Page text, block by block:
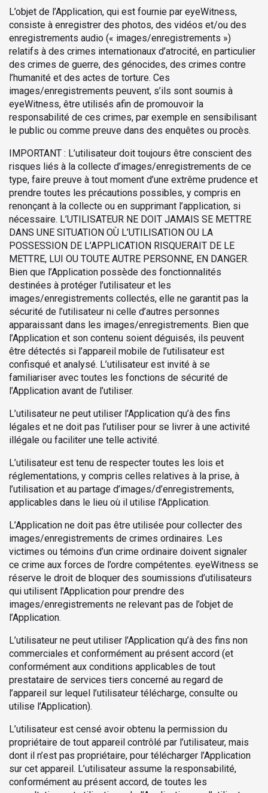
L’objet de l’Application, qui est fournie par eyeWitness,
consiste à enregistrer des photos, des vidéos et/ou des
enregistrements audio (« images/enregistrements »)
relatifs à des crimes internationaux d’atrocité, en particulier
des crimes de guerre, des génocides, des crimes contre
l’humanité et des actes de torture. Ces
images/enregistrements peuvent, s’ils sont soumis à
eyeWitness, être utilisés afin de promouvoir la
responsabilité de ces crimes, par exemple en sensibilisant
le public ou comme preuve dans des enquêtes ou procès.
IMPORTANT : L’utilisateur doit toujours être conscient des
risques liés à la collecte d’images/enregistrements de ce
type, faire preuve à tout moment d’une extrême prudence et
prendre toutes les précautions possibles, y compris en
renonçant à la collecte ou en supprimant l’application, si
nécessaire. L’UTILISATEUR NE DOIT JAMAIS SE METTRE
DANS UNE SITUATION OÙ L’UTILISATION OU LA
POSSESSION DE L’APPLICATION RISQUERAIT DE LE
METTRE, LUI OU TOUTE AUTRE PERSONNE, EN DANGER.
Bien que l’Application possède des fonctionnalités
destinées à protéger l’utilisateur et les
images/enregistrements collectés, elle ne garantit pas la
sécurité de l’utilisateur ni celle d’autres personnes
apparaissant dans les images/enregistrements. Bien que
l’Application et son contenu soient déguisés, ils peuvent
être détectés si l’appareil mobile de l’utilisateur est
confisqué et analysé. L’utilisateur est invité à se
familiariser avec toutes les fonctions de sécurité de
l’Application avant de l’utiliser.
L’utilisateur ne peut utiliser l’Application qu’à des fins
légales et ne doit pas l’utiliser pour se livrer à une activité
illégale ou faciliter une telle activité.
L’utilisateur est tenu de respecter toutes les lois et
réglementations, y compris celles relatives à la prise, à
l’utilisation et au partage d’images/d’enregistrements,
applicables dans le lieu où il utilise l’Application.
L’Application ne doit pas être utilisée pour collecter des
images/enregistrements de crimes ordinaires. Les
victimes ou témoins d’un crime ordinaire doivent signaler
ce crime aux forces de l’ordre compétentes. eyeWitness se
réserve le droit de bloquer des soumissions d’utilisateurs
qui utilisent l’Application pour prendre des
images/enregistrements ne relevant pas de l’objet de
l’Application.
L’utilisateur ne peut utiliser l’Application qu’à des fins non
commerciales et conformément au présent accord (et
conformément aux conditions applicables de tout
prestataire de services tiers concerné au regard de
l’appareil sur lequel l’utilisateur télécharge, consulte ou
utilise l’Application).
L’utilisateur est censé avoir obtenu la permission du
propriétaire de tout appareil contrôlé par l’utilisateur, mais
dont il n’est pas propriétaire, pour télécharger l’Application
sur cet appareil. L’utilisateur assume la responsabilité,
conformément au présent accord, de toutes les